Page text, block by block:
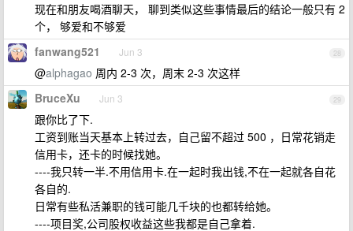
现在和朋友喝酒聊天， 聊到类似这些事情最后的结论一般只有 2
个， 够爱和不够爱
28
fanwang521 Jun 3
@alphagao 周内 2-3 次，周末 2-3 次这样
29
BruceXu Jun 3
跟你比了下.
工资到账当天基本上转过去，自己留不超过 500 ，日常花销走
信用卡，还卡的时候找她。
----我只转一半.不用信用卡.在一起时我出钱,不在一起就各自花
各自的.
日常有些私活兼职的钱可能几千块的也都转给她。
----项目奖,公司股权收益这些我都是自己拿着.